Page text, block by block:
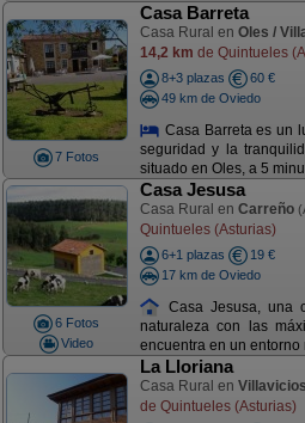
7 Fotos
Casa Barreta
Casa Rural en Oles /
14,2 km de Quintueles
8+3 plazas
60 €
49 km de Oviedo
Casa Barreta es un
seguridad y la
situado en Oles, a 5
6 Fotos
Video
Casa Jesusa
Casa Rural en Carreño
Quintueles (Asturias)
6+1 plazas
19 €
17 km de Oviedo
Casa Jesusa, una
naturaleza con las
encuentra en un entorno
La Lloriana
Casa Rural en
de Quintueles (Asturias)